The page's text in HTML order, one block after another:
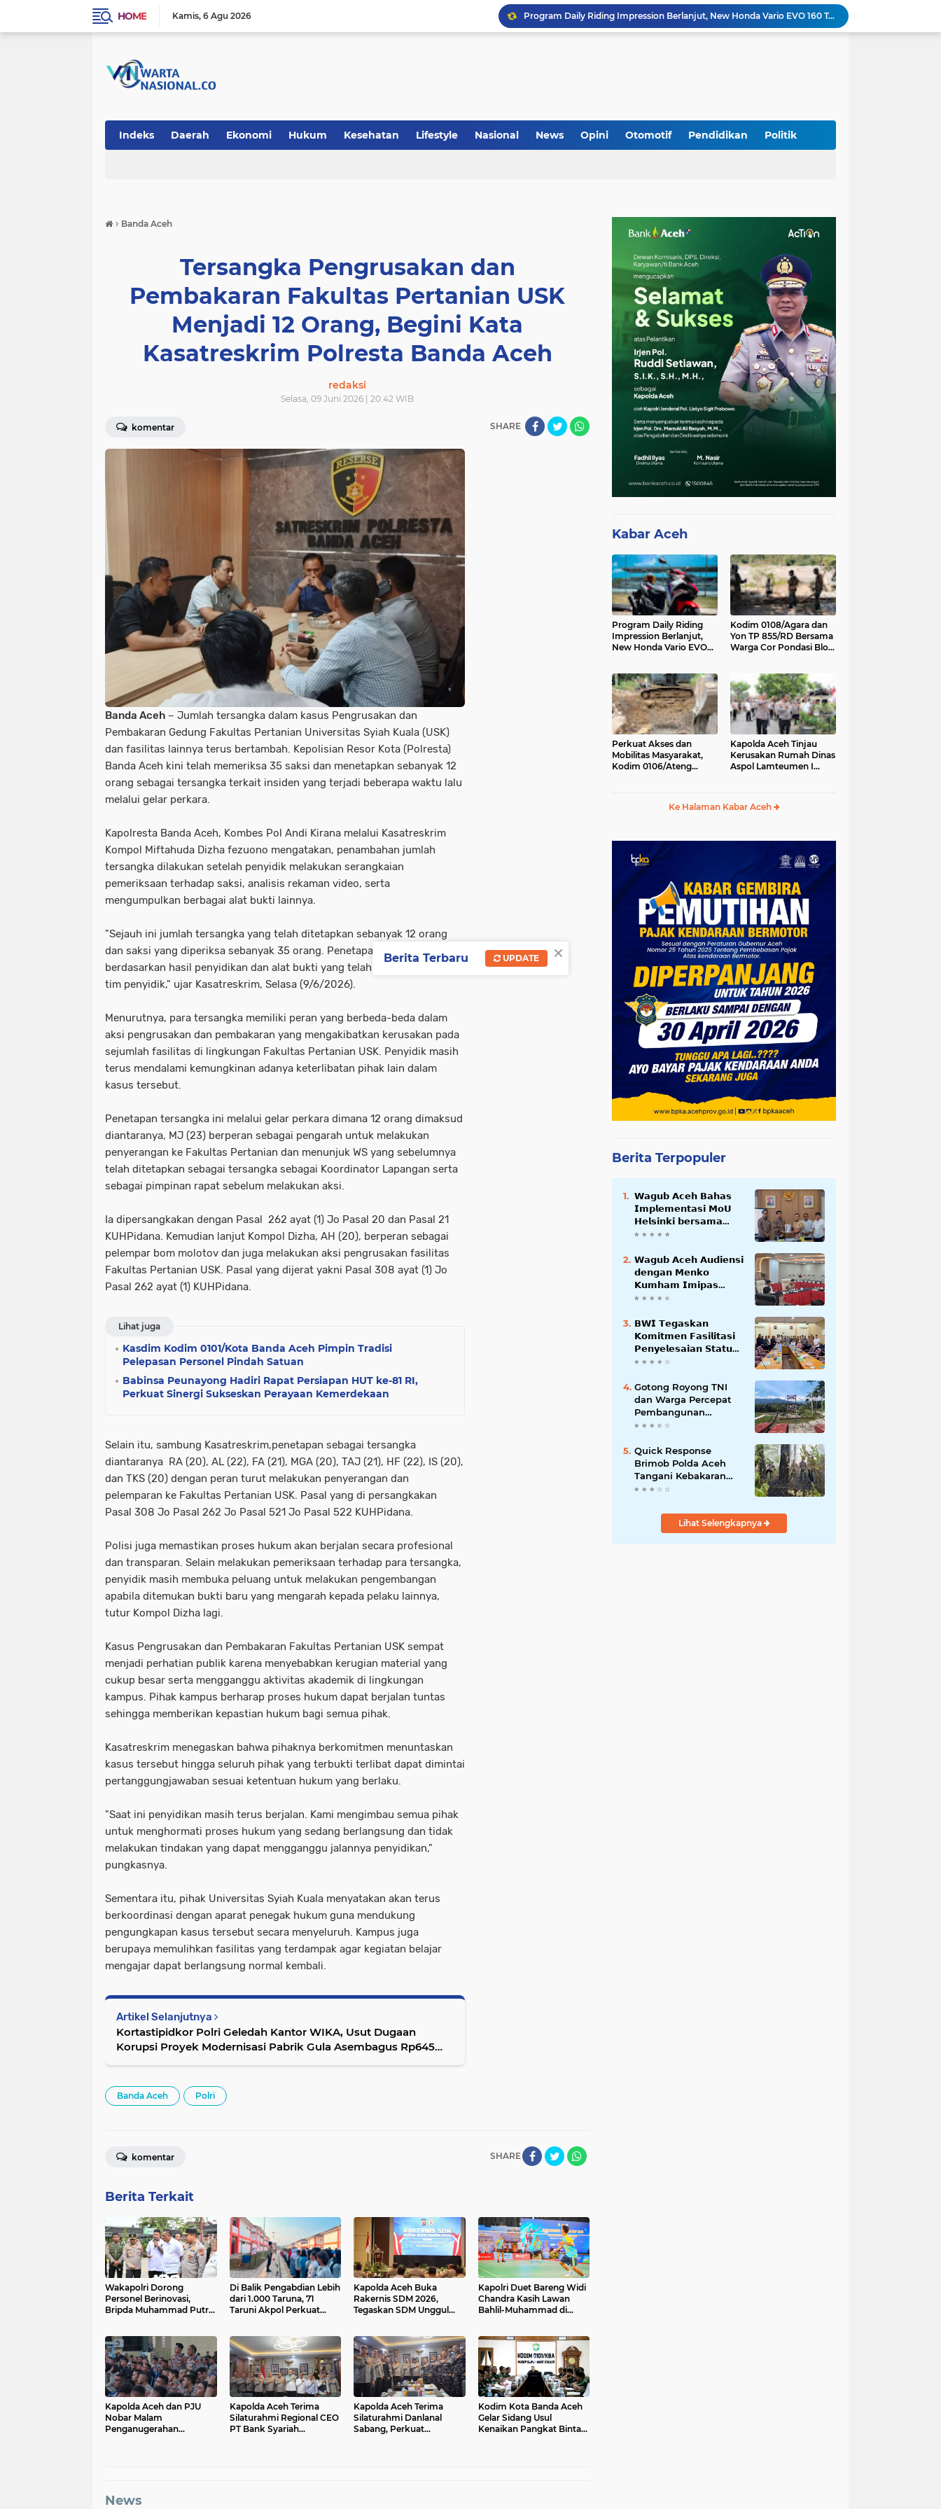
HOME Kamis 6 Agu 2026
Kodim 0108/Agara dan Yon TP 855/RD Bersama Warga Cor Pondasi Blok Angkur Jembatan Gantung di Ds. Lawe Ger Ger, Aceh Tenggara
Perkuat Akses dan Mobilitas Masyarakat, Kodim 0106/Ateng Dukung Pembangunan Jembatan Beton di Rusip Antara, Aceh Tengah
Wapres Gibran Tinjau Lokasi Bencana di Aceh, Didampingi Wagub Dek Fadh
Indeks Daerah Ekonomi Hukum Kesehatan Lifestyle Nasional News Opini Otomotif Pendidikan Politik
› Banda Aceh
Tersangka Pengrusakan dan
Pembakaran Fakultas Pertanian USK
Menjadi 12 Orang, Begini Kata
Kasatreskrim Polresta Banda Aceh
redaksi
Selasa, 09 Juni 2026 | 20.42 WIB
komentar SHARE
Banda Aceh – Jumlah tersangka dalam kasus Pengrusakan dan
Pembakaran Gedung Fakultas Pertanian Universitas Syiah Kuala (USK)
dan fasilitas lainnya terus bertambah. Kepolisian Resor Kota (Polresta)
Banda Aceh kini telah memeriksa 35 saksi dan menetapkan sebanyak 12
orang sebagai tersangka terkait insiden yang terjadi beberapa waktu lalu
melalui gelar perkara.
Kapolresta Banda Aceh, Kombes Pol Andi Kirana melalui Kasatreskrim
Kompol Miftahuda Dizha fezuono mengatakan, penambahan jumlah
tersangka dilakukan setelah penyidik melakukan serangkaian
pemeriksaan terhadap saksi, analisis rekaman video, serta
mengumpulkan berbagai alat bukti lainnya.
"Sejauh ini jumlah tersangka yang telah ditetapkan sebanyak 12 orang
dan saksi yang diperiksa sebanyak 35 orang. Penetapan tersebut
berdasarkan hasil penyidikan dan alat bukti yang telah dikumpulkan oleh
tim penyidik," ujar Kasatreskrim, Selasa (9/6/2026).
Menurutnya, para tersangka memiliki peran yang berbeda-beda dalam
aksi pengrusakan dan pembakaran yang mengakibatkan kerusakan pada
sejumlah fasilitas di lingkungan Fakultas Pertanian USK. Penyidik masih
terus mendalami kemungkinan adanya keterlibatan pihak lain dalam
kasus tersebut.
Penetapan tersangka ini melalui gelar perkara dimana 12 orang dimaksud
diantaranya, MJ (23) berperan sebagai pengarah untuk melakukan
penyerangan ke Fakultas Pertanian dan menunjuk WS yang sebelumnya
telah ditetapkan sebagai tersangka sebagai Koordinator Lapangan serta
sebagai pimpinan rapat sebelum melakukan aksi.
Ia dipersangkakan dengan Pasal 262 ayat (1) Jo Pasal 20 dan Pasal 21
KUHPidana. Kemudian lanjut Kompol Dizha, AH (20), berperan sebagai
pelempar bom molotov dan juga melakukan aksi pengrusakan fasilitas
Fakultas Pertanian USK. Pasal yang dijerat yakni Pasal 308 ayat (1) Jo
Pasal 262 ayat (1) KUHPidana.
Lihat juga
Kasdim Kodim 0101/Kota Banda Aceh Pimpin Tradisi
Pelepasan Personel Pindah Satuan
Babinsa Peunayong Hadiri Rapat Persiapan HUT ke-81 RI,
Perkuat Sinergi Sukseskan Perayaan Kemerdekaan
Selain itu, sambung Kasatreskrim,penetapan sebagai tersangka
diantaranya RA (20), AL (22), FA (21), MGA (20), TAJ (21), HF (22), IS (20),
dan TKS (20) dengan peran turut melakukan penyerangan dan
pelemparan ke Fakultas Pertanian USK. Pasal yang di persangkakan
Pasal 308 Jo Pasal 262 Jo Pasal 521 Jo Pasal 522 KUHPidana.
Polisi juga memastikan proses hukum akan berjalan secara profesional
dan transparan. Selain melakukan pemeriksaan terhadap para tersangka,
penyidik masih membuka peluang untuk melakukan pengembangan
apabila ditemukan bukti baru yang mengarah kepada pelaku lainnya,
tutur Kompol Dizha lagi.
Kasus Pengrusakan dan Pembakaran Fakultas Pertanian USK sempat
menjadi perhatian publik karena menyebabkan kerugian material yang
cukup besar serta mengganggu aktivitas akademik di lingkungan
kampus. Pihak kampus berharap proses hukum dapat berjalan tuntas
sehingga memberikan kepastian hukum bagi semua pihak.
Kasatreskrim menegaskan bahwa pihaknya berkomitmen menuntaskan
kasus tersebut hingga seluruh pihak yang terbukti terlibat dapat dimintai
pertanggungjawaban sesuai ketentuan hukum yang berlaku.
"Saat ini penyidikan masih terus berjalan. Kami mengimbau semua pihak
untuk menghormati proses hukum yang sedang berlangsung dan tidak
melakukan tindakan yang dapat mengganggu jalannya penyidikan,"
pungkasnya.
Sementara itu, pihak Universitas Syiah Kuala menyatakan akan terus
berkoordinasi dengan aparat penegak hukum guna mendukung
pengungkapan kasus tersebut secara menyeluruh. Kampus juga
berupaya memulihkan fasilitas yang terdampak agar kegiatan belajar
mengajar dapat berlangsung normal kembali.
Artikel Selanjutnya
Kortastipidkor Polri Geledah Kantor WIKA, Usut Dugaan
Korupsi Proyek Modernisasi Pabrik Gula Asembagus Rp645
Banda Aceh Polri
SHARE
komentar
Berita Terkait
Wakapolri Dorong
Personel Berinovasi,
Bripda Muhammad Putra
Di Balik Pengabdian Lebih
dari 1.000 Taruna, 71
Taruni Akpol Perkuat
Kapolda Aceh Buka
Rakernis SDM 2026,
Tegaskan SDM Unggul
Humanis
Kapolri Duet Bareng Widi
Chandra Kasih Lawan
Bahlil-Muhammad di
Kapolda Aceh dan PJU
Nobar Malam
Penganugerahan
Kapolda Aceh Terima
Silaturahmi Regional CEO
PT Bank Syariah
Kapolda Aceh Terima
Silaturahmi Danlanal
Sabang, Perkuat
Kodim Kota Banda Aceh
Gelar Sidang Usul
Kenaikan Pangkat Bintara
News
Kabar Aceh
Program Daily Riding
Impression Berlanjut,
New Honda Vario EVO
Kodim 0108/Agara dan
Yon TP 855/RD Bersama
Warga Cor Pondasi Blok
Ger, Aceh Tenggara
Perkuat Akses dan
Mobilitas Masyarakat,
Kodim 0106/Ateng
Kapolda Aceh Tinjau
Kerusakan Rumah Dinas
Aspol Lamteumen I
Ke Halaman Kabar Aceh
Berita Terpopuler
𝗪𝗮𝗴𝘂𝗯 𝗔𝗰𝗲𝗵 𝗕𝗮𝗵𝗮𝘀
𝗜𝗺𝗽𝗹𝗲𝗺𝗲𝗻𝘁𝗮𝘀𝗶 𝗠𝗼𝗨
𝗛𝗲𝗹𝘀𝗶𝗻𝗸𝗶 𝗯𝗲𝗿𝘀𝗮𝗺𝗮
𝗦𝗲𝗸𝗿𝗲𝘁𝗮𝗿𝗶𝗮𝘁 𝗡𝗲𝗴𝗮𝗿𝗮
𝗪𝗮𝗴𝘂𝗯 𝗔𝗰𝗲𝗵 𝗔𝘂𝗱𝗶𝗲𝗻𝘀𝗶
𝗱𝗲𝗻𝗴𝗮𝗻 𝗠𝗲𝗻𝗸𝗼
𝗞𝘂𝗺𝗵𝗮𝗺 𝗜𝗺𝗶𝗽𝗮𝘀
𝗧𝗲𝗿𝗸𝗮𝗶𝘁 𝗦𝘁𝗮𝘁𝘂𝘀 𝗪𝗮𝗸𝗮𝗳
𝗕𝗪𝗜 𝗧𝗲𝗴𝗮𝘀𝗸𝗮𝗻
𝗞𝗼𝗺𝗶𝘁𝗺𝗲𝗻 𝗙𝗮𝘀𝗶𝗹𝗶𝘁𝗮𝘀𝗶
𝗣𝗲𝗻𝘆𝗲𝗹𝗲𝘀𝗮𝗶𝗮𝗻 𝗦𝘁𝗮𝘁𝘂𝘀
𝗪𝗮𝗸𝗮𝗳 𝗕𝗹𝗮𝗻𝗴 𝗣𝗮𝗱𝗮𝗻𝗴
Gotong Royong TNI
dan Warga Percepat
Pembangunan
Jembatan Gantung
Aceh Tenggara
Quick Response
Brimob Polda Aceh
Tangani Kebakaran
Hutan di Lembah
Lihat Selengkapnya
×
Berita Terbaru UPDATE